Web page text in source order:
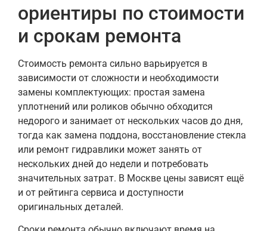
ориентиры по стоимости
и срокам ремонта
Стоимость ремонта сильно варьируется в
зависимости от сложности и необходимости
замены комплектующих: простая замена
уплотнений или роликов обычно обходится
недорого и занимает от нескольких часов до дня,
тогда как замена поддона, восстановление стекла
или ремонт гидравлики может занять от
нескольких дней до недели и потребовать
значительных затрат. В Москве цены зависят ещё
и от рейтинга сервиса и доступности
оригинальных деталей.